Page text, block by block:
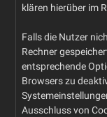
klären hierüber im
Falls die Nutzer
Rechner
entsprechende
Browsers zu
Ausschluss von